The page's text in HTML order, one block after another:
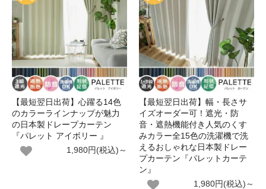
【最短翌日出荷】心躍る14色
のカラーラインナップが魅力
の日本製ドレープカーテン
『パレット アイボリー 』
1,980円(税込)～
【最短翌日出荷】幅・長さサ
イズオーダー可！遮光・防
音・遮熱機能付き人気のくす
みカラー全15色の洗濯機で洗
えるおしゃれな日本製ドレー
プカーテン『パレットカーテ
ン』
1,980円(税込)～